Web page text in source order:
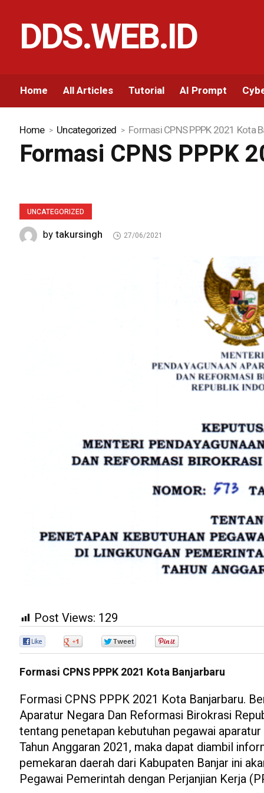
DDS.WEB.ID
Home All Articles Tutorial AI Prompt
Home Uncategorized Formasi CPNS PPPK 2021 Kota
Formasi CPNS PPPK
UNCATEGORIZED
bytakursingh 27/06/2021
Post Views: 129
Formasi CPNS PPPK 2021 Kota Banjarbaru
Formasi CPNS PPPK 2021 Kota Banjarbaru.
Aparatur Negara Dan Reformasi Birokrasi
tentang penetapan kebutuhan pegawai
Tahun Anggaran 2021, maka dapat diambil
pemekaran daerah dari Kabupaten Banjar ini
Pegawai Pemerintah dengan Perjanjian Kerja